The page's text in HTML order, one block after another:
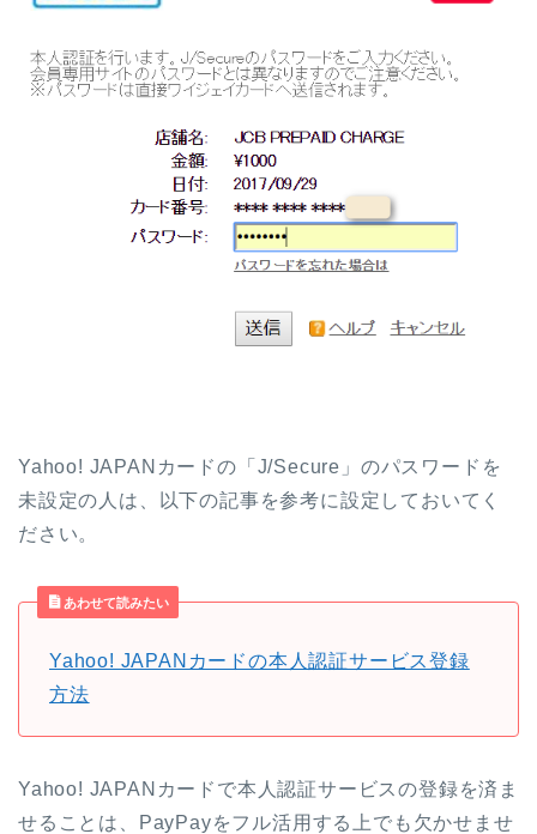
Yahoo! JAPANカードの「J/Secure」のパスワードを
未設定の人は、以下の記事を参考に設定しておいてく
ださい。
あわせて読みたい
Yahoo! JAPANカードの本人認証サービス登録
方法
Yahoo! JAPANカードで本人認証サービスの登録を済ま
せることは、PayPayをフル活用する上でも欠かせませ